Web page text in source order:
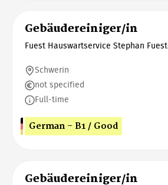
Gebäudereiniger/in
Fuest Hauswartservice Stephan Fuest
Schwerin
not specified
Full-time
German - B1 / Good
Gebäudereiniger/in